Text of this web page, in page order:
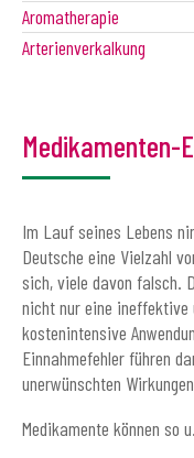
Aromatherapie
Arterienverkalkung
Medikamenten-
Im Lauf seines Lebens
Deutsche eine Vielzahl
sich, viele davon falsch.
nicht nur eine ineffektive
kostenintensive
Einnahmefehler führen
unerwünschten
Medikamente können so